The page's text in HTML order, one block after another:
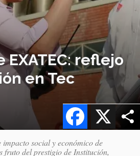
EXATEC: reflejo
en Tec
X
Facebook
impacto social y económico de
fruto del prestigio de Institución,